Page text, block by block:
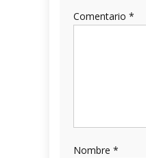
Comentario *
Nombre *